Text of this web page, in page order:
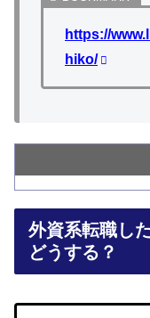
https://
hiko/
外資系転職し
どうする？